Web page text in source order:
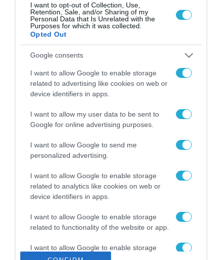
I want to opt-out of Collection, Use,
Retention, Sale, and/or Sharing of my
Personal Data that Is Unrelated with the
Purposes for which it was collected.
Opted Out
Google consents
I want to allow Google to enable storage
related to advertising like cookies on web or
device identifiers in apps.
I want to allow my user data to be sent to
Google for online advertising purposes.
I want to allow Google to send me
personalized advertising.
I want to allow Google to enable storage
related to analytics like cookies on web or
device identifiers in apps.
I want to allow Google to enable storage
related to functionality of the website or app.
I want to allow Google to enable storage
related to personalization.
ΡΟΗ ΕΙΔΗΣΕΩΝ
Το χρηματοδοτούμενο
από την ΕΕ έργο “The
Gaming Police”
ενισχύει την ασφάλεια
των παιδιών στο
διαδίκτυο
31.07.2026
ΑΑΔΕ: Διευκρινίσεις
για τα πρόστιμα σε
αφορούν τους ΦΗΜ
Σ. Καλαφάτης: «Η
Τεχνητή Νοημοσύνη
δεν είναι απλώς μια
μια νέα βιομηχανική
επανάσταση»
Νέος οδηγός του ΕΚΤ
των ελληνικών